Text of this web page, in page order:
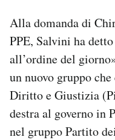
Alla domanda di
PPE, Salvini ha
all’ordine del
un nuovo gruppo
Diritto e Giustizia
destra al governo in
nel gruppo Partito